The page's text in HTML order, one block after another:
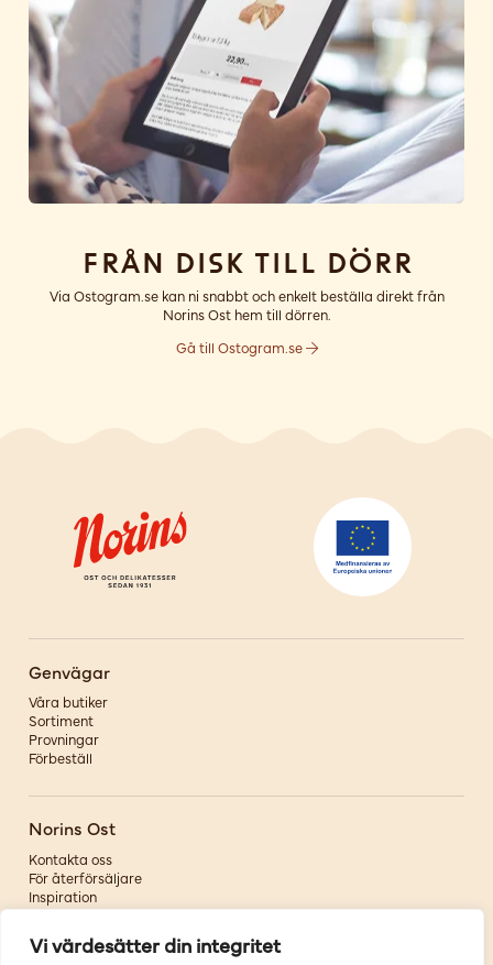
Vi värdesätter din integritet
Från disk till dörr
Via Ostogram.se kan ni snabbt och enkelt beställa direkt från
Norins Ost hem till dörren.
Gå till Ostogram.se
Genvägar
Våra butiker
Sortiment
Provningar
Förbeställ
Norins Ost
Kontakta oss
För återförsäljare
Inspiration
Om oss